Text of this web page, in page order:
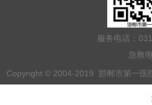
服务电话：
急救
Copyright © 2004-2019 邯郸市第一
乘车路线：乘坐